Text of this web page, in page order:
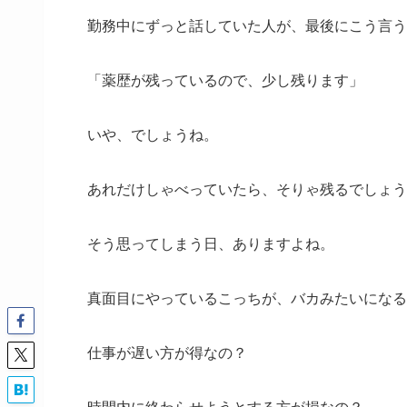
勤務中にずっと話していた人が、最後にこう言う
「薬歴が残っているので、少し残ります」
いや、でしょうね。
あれだけしゃべっていたら、そりゃ残るでしょう
そう思ってしまう日、ありますよね。
真面目にやっているこっちが、バカみたいになる
仕事が遅い方が得なの？